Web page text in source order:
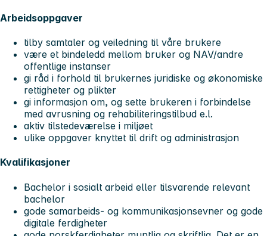
Arbeidsoppgaver
tilby samtaler og veiledning til våre brukere
være et bindeledd mellom bruker og NAV/andre
offentlige instanser
gi råd i forhold til brukernes juridiske og økonomiske
rettigheter og plikter
gi informasjon om, og sette brukeren i forbindelse
med avrusning og rehabiliteringstilbud e.l.
aktiv tilstedeværelse i miljøet
ulike oppgaver knyttet til drift og administrasjon
Kvalifikasjoner
Bachelor i sosialt arbeid eller tilsvarende relevant
bachelor
gode samarbeids- og kommunikasjonsevner og gode
digitale ferdigheter